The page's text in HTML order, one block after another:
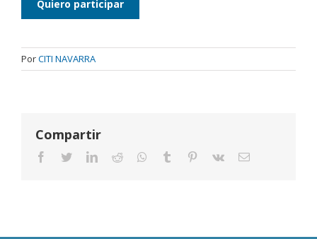
Quiero participar
PorCITI NAVARRA
Compartir
Facebook
TwitterLinkedIn
Reddit Whatsapp
Tumblr Pinterest
Vk Email